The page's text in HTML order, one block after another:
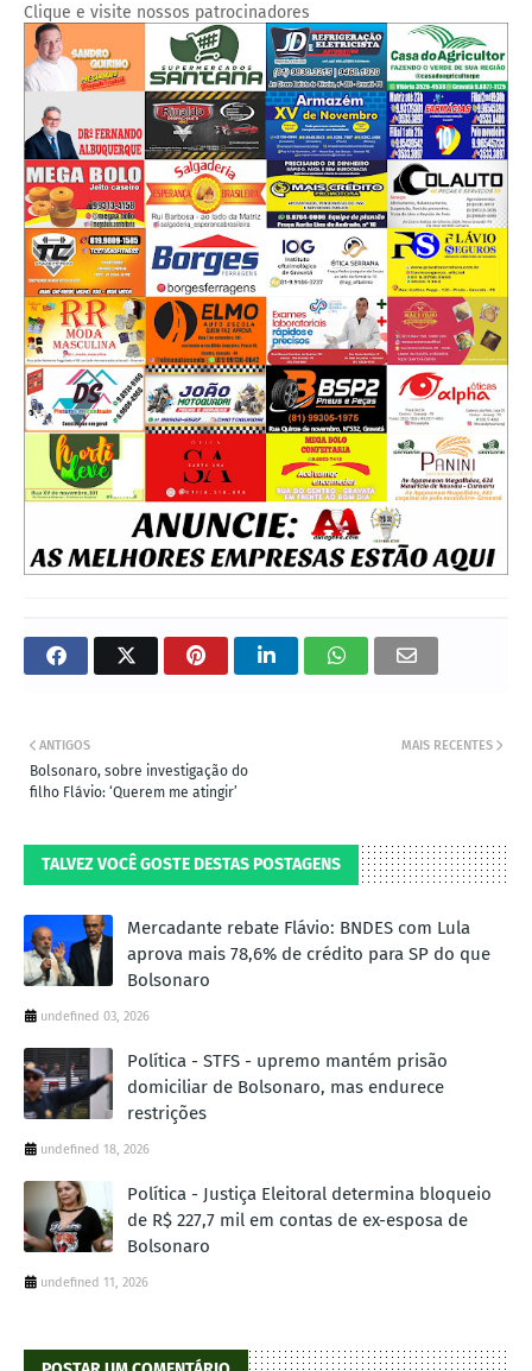
Clique e visite nossos patrocinadores
MAIS RECENTES
ANTIGOS
Bolsonaro, sobre investigação do
filho Flávio: ‘Querem me atingir’
TALVEZ VOCÊ GOSTE DESTAS POSTAGENS
Mercadante rebate Flávio: BNDES com Lula
aprova mais 78,6% de crédito para SP do que
Bolsonaro
undefined 03, 2026
Política - STFS - upremo mantém prisão
domiciliar de Bolsonaro, mas endurece
restrições
undefined 18, 2026
Política - Justiça Eleitoral determina bloqueio
de R$ 227,7 mil em contas de ex-esposa de
Bolsonaro
undefined 11, 2026